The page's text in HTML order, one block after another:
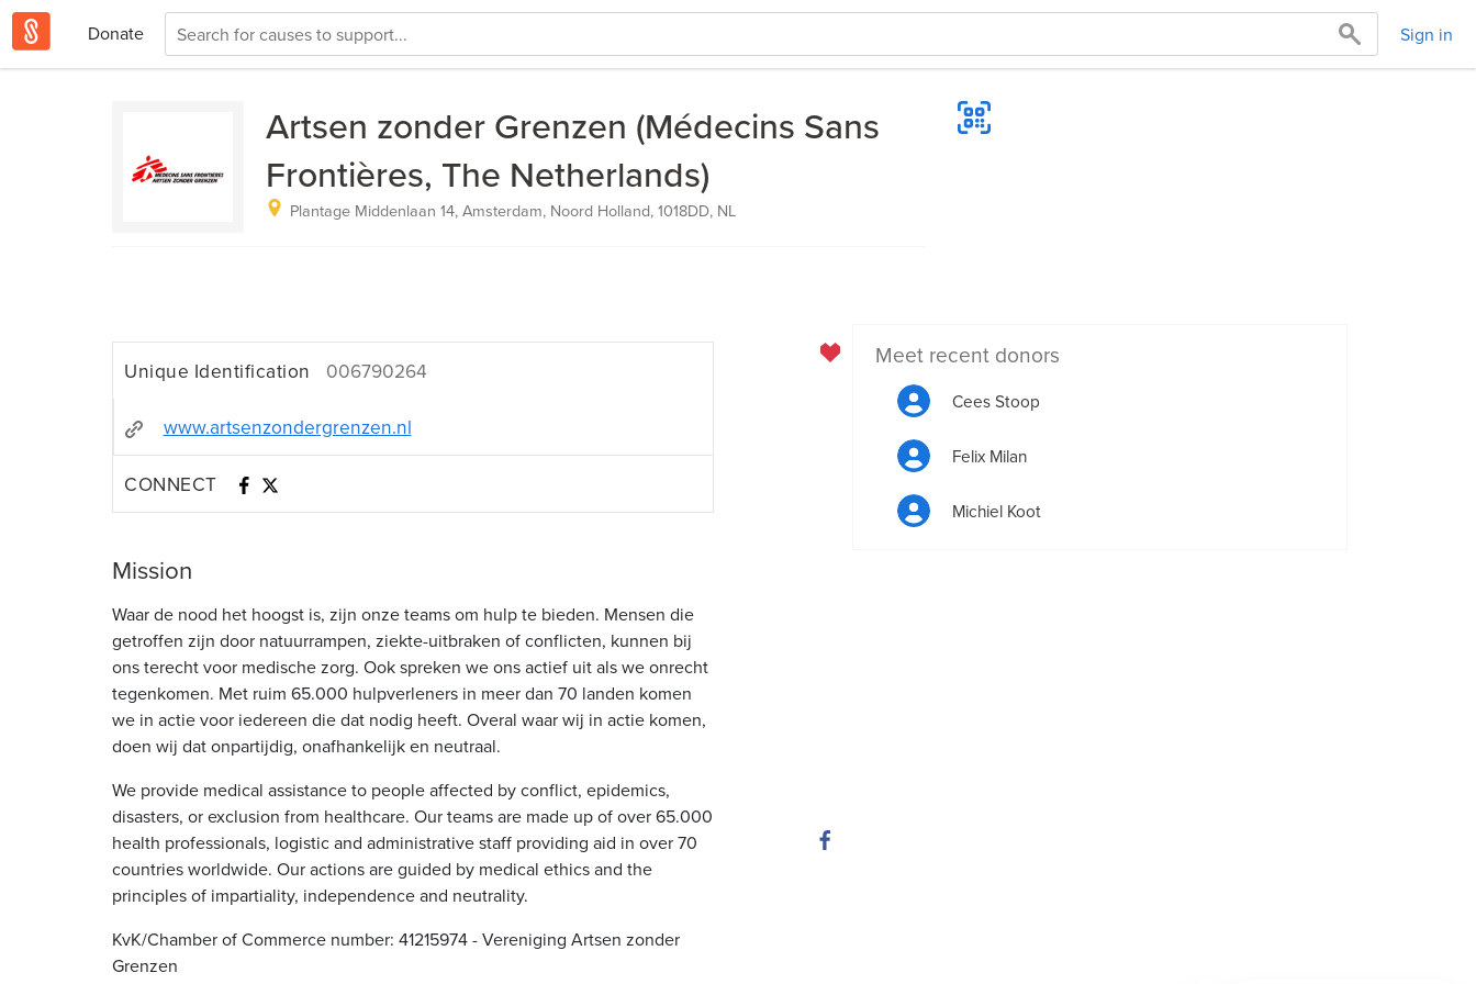
Donate Sign in
Artsen zonder Grenzen (Médecins Sans
Frontières, The Netherlands)
Plantage Middenlaan 14, Amsterdam, Noord Holland, 1018DD, NL
Unique Identification 006790264
www.artsenzondergrenzen.nl
CONNECT
Mission
Waar de nood het hoogst is, zijn onze teams om hulp te bieden. Mensen die
getroffen zijn door natuurrampen, ziekte-uitbraken of conflicten, kunnen bij
ons terecht voor medische zorg. Ook spreken we ons actief uit als we onrecht
tegenkomen. Met ruim 65.000 hulpverleners in meer dan 70 landen komen
we in actie voor iedereen die dat nodig heeft. Overal waar wij in actie komen,
doen wij dat onpartijdig, onafhankelijk en neutraal.
We provide medical assistance to people affected by conflict, epidemics,
disasters, or exclusion from healthcare. Our teams are made up of over 65.000
health professionals, logistic and administrative staff providing aid in over 70
countries worldwide. Our actions are guided by medical ethics and the
principles of impartiality, independence and neutrality.
KvK/Chamber of Commerce number: 41215974 - Vereniging Artsen zonder
Grenzen
Meet recent donors
Cees Stoop
Felix Milan
Michiel Koot